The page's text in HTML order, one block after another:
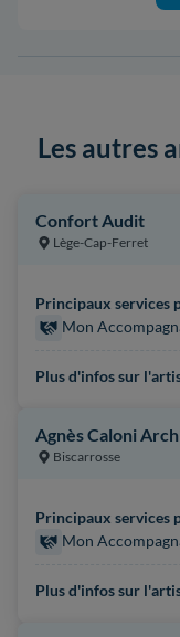
Les autres
Confort Audit
Lège-Cap-Ferret
Principaux services
Mon
Plus d'infos sur
Agnès Caloni
Biscarrosse
Principaux services
Mon
Plus d'infos sur